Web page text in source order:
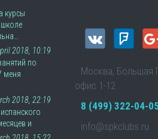
курсы
2018, 10:19
по
меня
2018, 22:19
и
Москва, Большая
офис 1-12
8 (499) 322-04-
info@spkclubs.ru